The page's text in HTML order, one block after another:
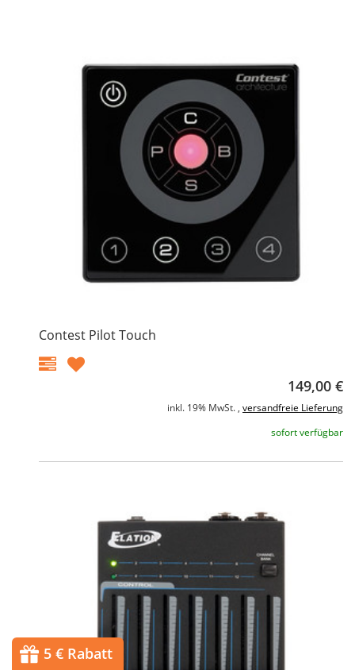
Contest Pilot Touch
149,00 €
inkl. 19% MwSt. , versandfreie Lieferung
sofort verfügbar
5 € Rabatt